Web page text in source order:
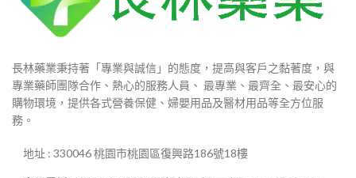
長林藥業秉持著「專業與誠信」的態度，提高與客戶之黏著度，與
專業藥師團隊合作、熱心的服務人員、 最專業、最齊全、最安心的
購物環境，提供各式營養保健、婦嬰用品及醫材用品等全方位服
務。
地址 : 330046 桃園市桃園區復興路186號18樓